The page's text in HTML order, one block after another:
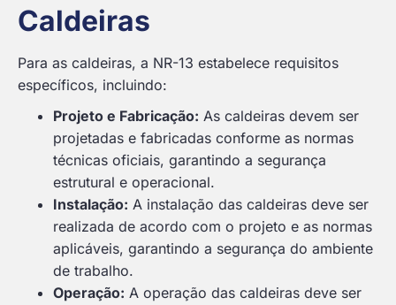
Caldeiras
Para as caldeiras, a NR-13 estabelece requisitos
específicos, incluindo:
Projeto e Fabricação: As caldeiras devem ser
projetadas e fabricadas conforme as normas
técnicas oficiais, garantindo a segurança
estrutural e operacional.
Instalação: A instalação das caldeiras deve ser
realizada de acordo com o projeto e as normas
aplicáveis, garantindo a segurança do ambiente
de trabalho.
Operação: A operação das caldeiras deve ser